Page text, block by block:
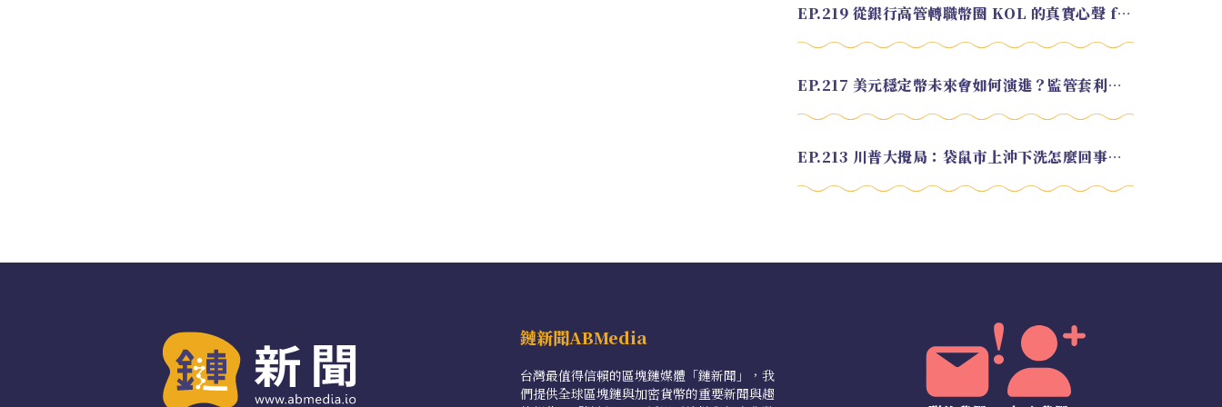
EP.219 從銀行高管轉職幣圈 KOL 的真實心聲 feat.龜大
EP.217 美元穩定幣未來會如何演進？監管套利終將收斂？feat. 研究員 余哲安
EP.213 川普大攪局：袋鼠市上沖下洗怎麼回事？feat. Alvin
鏈新聞ABMedia
台灣最值得信賴的區塊鏈媒體「鏈新聞」，我
們提供全球區塊鏈與加密貨幣的重要新聞與趨